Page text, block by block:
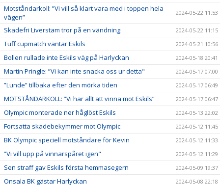
Motståndarkoll: ”Vi vill så klart vara med i toppen hela
vägen”
2024-05-22 11:53
Skadefri Liverstam tror på en vändning 2024-05-22 11:15
Tuff cupmatch väntar Eskils 2024-05-21 10:56
Bollen rullade inte Eskils väg på Harlyckan 2024-05-18 20:41
Martin Pringle: ”Vi kan inte snacka oss ur detta" 2024-05-17 07:00
”Lunde” tillbaka efter den mörka tiden 2024-05-17 06:49
MOTSTÅNDARKOLL: ”Vi har allt att vinna mot Eskils” 2024-05-17 06:47
Olympic monterade ner håglöst Eskils 2024-05-13 22:02
Fortsatta skadebekymmer mot Olympic 2024-05-12 11:45
BK Olympic speciell motståndare för Kevin 2024-05-12 11:33
”Vi vill upp på vinnarspåret igen" 2024-05-12 11:29
Sen straff gav Eskils första hemmasegern 2024-05-09 19:37
Onsala BK gästar Harlyckan 2024-05-08 22:18